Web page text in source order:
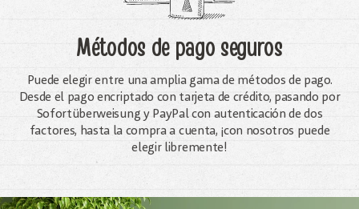
Métodos de pago seguros
Puede elegir entre una amplia gama de métodos de pago.
Desde el pago encriptado con tarjeta de crédito, pasando por
Sofortüberweisung y PayPal con autenticación de dos
factores, hasta la compra a cuenta, ¡con nosotros puede
elegir libremente!